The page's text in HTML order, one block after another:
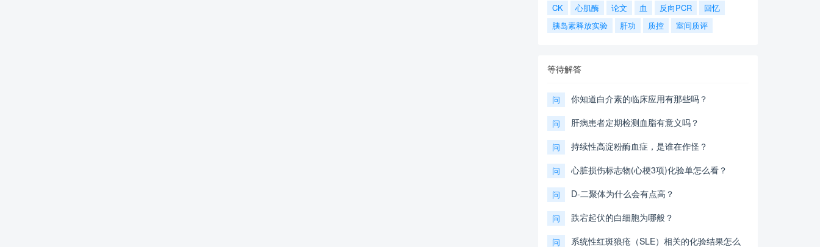
CK
心肌酶 论文 血 反向PCR
回忆
胰岛素释放实验
肝功 质控 室间质评
等待解答
问 你知道白介素的临床应用有那些吗？
问 肝病患者定期检测血脂有意义吗？
问 持续性高淀粉酶血症，是谁在作怪？
问 心脏损伤标志物(心梗3项)化验单怎么看？
问 D-二聚体为什么会有点高？
问 跌宕起伏的白细胞为哪般？
问 系统性红斑狼疮（SLE）相关的化验结果怎么